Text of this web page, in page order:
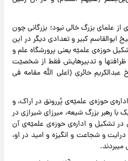
علمای بزرگ خالی نبود؛ بزرگانی چون
ابوالقاسم کبیر و تعدادی دیگر در این
حوزه‌ی علمیّه یعنی پرورشگاه علم و
با همه‌ی ظرافتها و تدبیرهایش فقط از شخصیّت
حائری (اعلی الله مقامه فی
حوزه‌ی علمیّه‌ی پُررونق در اراک، و
رهبر بزرگ شیعه، میرزای شیرازی در
در تشکیل و اداره‌ی حوزه‌ی علمیّه‌ی آن
و شجاعت و انگیزه و امید در او،